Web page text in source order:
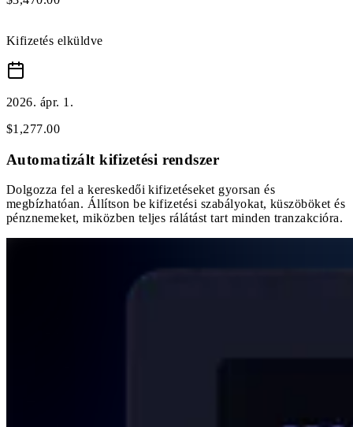
Kifizetés elküldve
2026. ápr. 1.
$1,277.00
Automatizált kifizetési rendszer
Dolgozza fel a kereskedői kifizetéseket gyorsan és
megbízhatóan. Állítson be kifizetési szabályokat, küszöböket és
pénznemeket, miközben teljes rálátást tart minden tranzakcióra.